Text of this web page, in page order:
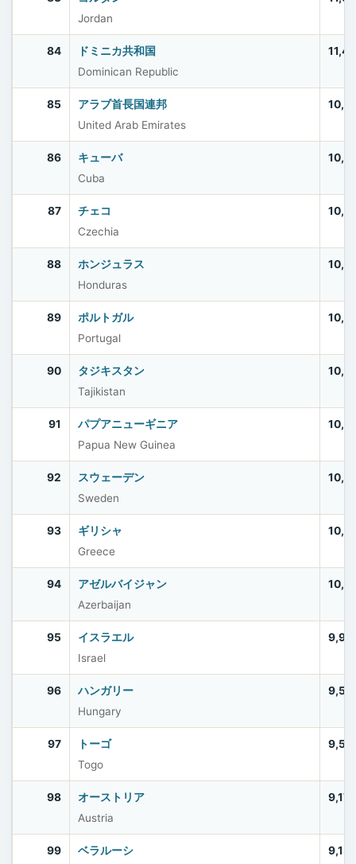
Jordan
84
ドミニカ共和国
Dominican Republic
85
アラブ首長国連邦
United Arab Emirates
86
キューバ
Cuba
87
チェコ
Czechia
88
ホンジュラス
Honduras
89
ポルトガル
Portugal
90
タジキスタン
Tajikistan
91
パプアニューギニア
Papua New Guinea
92
スウェーデン
Sweden
93
ギリシャ
Greece
94
アゼルバイジャン
Azerbaijan
95
イスラエル
Israel
96
ハンガリー
Hungary
97
トーゴ
Togo
98
オーストリア
Austria
99
ベラルーシ